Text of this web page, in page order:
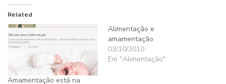
Related
Amamentação está na
Alimentação e
amamentação
03/10/2010
Em "Alimentação"